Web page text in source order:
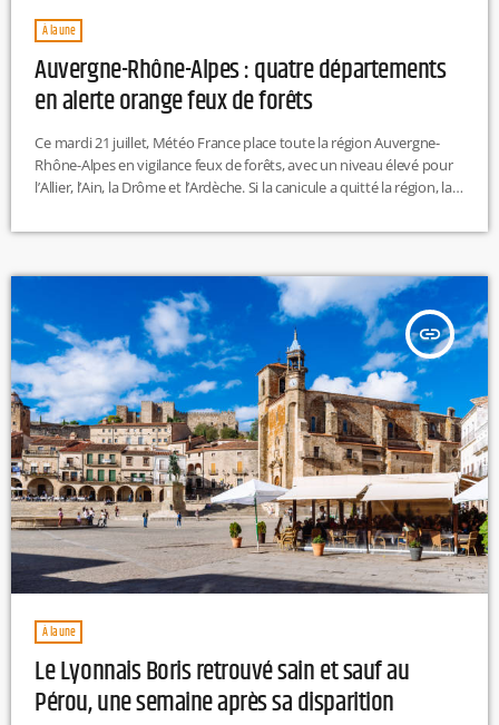
À la une
Auvergne-Rhône-Alpes : quatre départements
en alerte orange feux de forêts
Ce mardi 21 juillet, Météo France place toute la région Auvergne-
Rhône-Alpes en vigilance feux de forêts, avec un niveau élevé pour
l’Allier, l’Ain, la Drôme et l’Ardèche. Si la canicule a quitté la région, la
attendues aujourd'hui maintiennent un risque d’incendie
région. B.A.T
insert_link
À la une
Le Lyonnais Boris retrouvé sain et sauf au
Pérou, une semaine après sa disparition